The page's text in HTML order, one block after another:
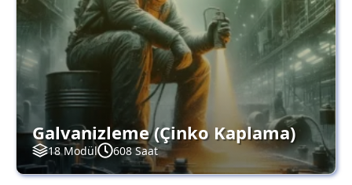
Galvanizleme (Çinko Kaplama)
18 Modül 608 Saat